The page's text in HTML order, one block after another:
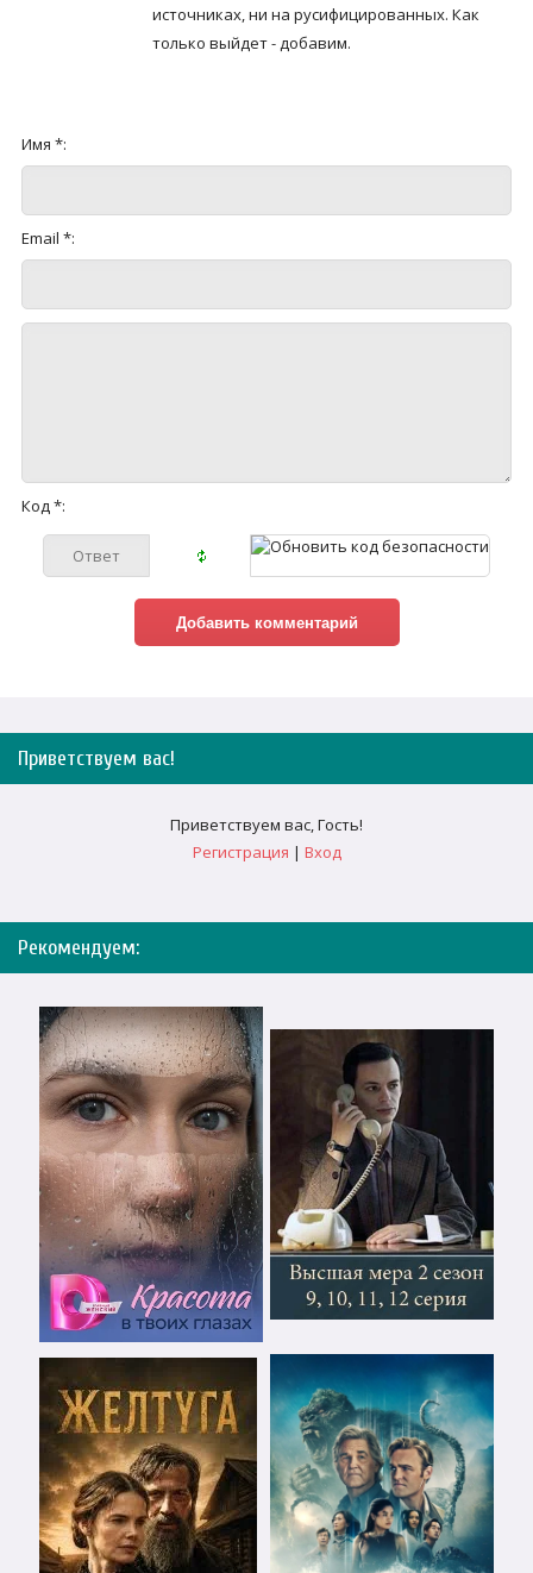
источниках, ни на русифицированных. Как
только выйдет - добавим.
Имя *:
Email *:
Код *:
Приветствуем вас!
Приветствуем вас,Гость!
Регистрация | Вход
Рекомендуем: